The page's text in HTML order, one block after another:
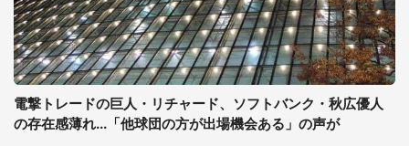
電撃トレードの巨人・リチャード、ソフトバンク・秋広優人
の存在感薄れ...「他球団の方が出場機会ある」の声が